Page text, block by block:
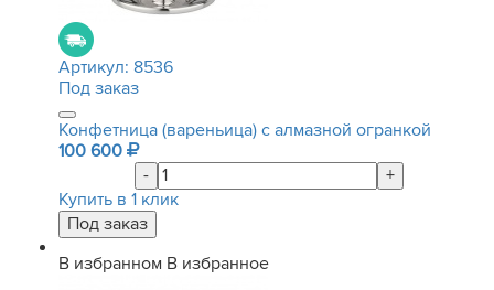
Артикул: 8536
Под заказ
Конфетница (вареньица) с алмазной огранкой
100 600
-
+
Купить в 1 клик
В избранном В избранное